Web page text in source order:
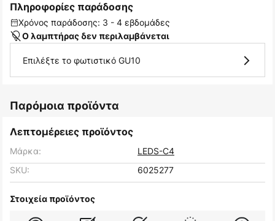
Πληροφορίες παράδοσης
Χρόνος παράδοσης: 3 - 4 εβδομάδες
Ο λαμπτήρας δεν περιλαμβάνεται
Επιλέξτε το φωτιστικό GU10
Παρόμοια προϊόντα
Λεπτομέρειες προϊόντος
Μάρκα:
LEDS-C4
SKU:
6025277
Στοιχεία προϊόντος